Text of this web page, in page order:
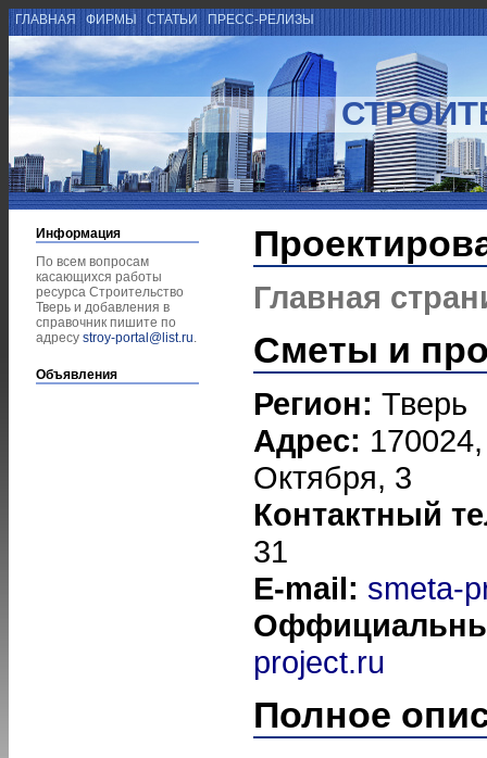
ГЛАВНАЯ ФИРМЫ СТАТЬИ ПРЕСС-РЕЛИЗЫ
Информация
По всем вопросам
касающихся работы
ресурса Строительство
Тверь и добавления в
справочник пишите по
адресу stroy-portal@list.ru.
Объявления
Главная
Сметы и
Регион: Тверь
Адрес:
Октября, 3
Контактный
31
E-mail: smeta-
project.ru
Полное